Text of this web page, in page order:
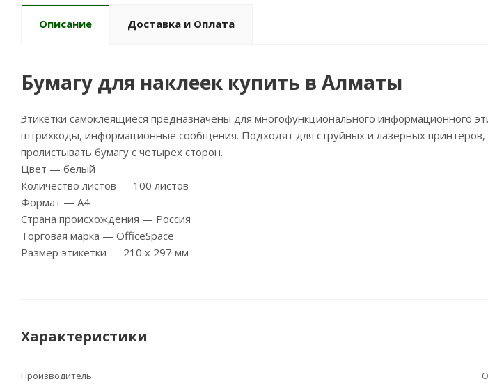
Описание Доставка и Оплата
Бумагу для наклеек купить в Алматы
Этикетки самоклеящиеся предназначены для многофункционального информационного
штрихкоды, информационные сообщения. Подходят для струйных и лазерных принтеров,
пролистывать бумагу с четырех сторон.
Цвет — белый
Количество листов — 100 листов
Формат — А4
Страна происхождения — Россия
Торговая марка — OfficeSpace
Размер этикетки — 210 х 297 мм
Характеристики
Производитель